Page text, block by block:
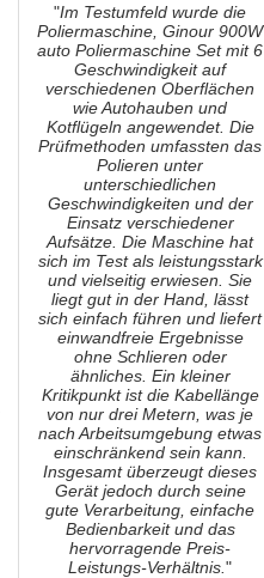
"Im Testumfeld wurde die
Poliermaschine, Ginour 900W
auto Poliermaschine Set mit 6
Geschwindigkeit auf
verschiedenen Oberflächen
wie Autohauben und
Kotflügeln angewendet. Die
Prüfmethoden umfassten das
Polieren unter
unterschiedlichen
Geschwindigkeiten und der
Einsatz verschiedener
Aufsätze. Die Maschine hat
sich im Test als leistungsstark
und vielseitig erwiesen. Sie
liegt gut in der Hand, lässt
sich einfach führen und liefert
einwandfreie Ergebnisse
ohne Schlieren oder
ähnliches. Ein kleiner
Kritikpunkt ist die Kabellänge
von nur drei Metern, was je
nach Arbeitsumgebung etwas
einschränkend sein kann.
Insgesamt überzeugt dieses
Gerät jedoch durch seine
gute Verarbeitung, einfache
Bedienbarkeit und das
hervorragende Preis-
Leistungs-Verhältnis. "